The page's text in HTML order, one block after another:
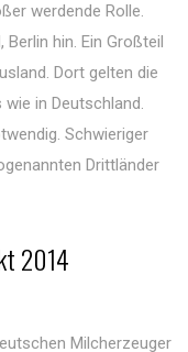
werdende Rolle.
hin. Ein Großteil
Dort gelten die
in Deutschland.
Schwieriger
Drittländer
2014
Milcherzeuger